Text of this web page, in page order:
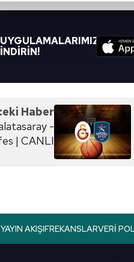
daha iyi bir hizmet
vasıtasıyla çeşitli kişisel
kullanılmaktadır. Diğer
faaliyetlerinin
tıklayabilir,Çerez
Kişisel Verilerin
uygun olarak kullanılan
UYGULAMALARIMIZI
İNDİRİN!
Haber
-
| CANLI
YAYIN AKIŞIFREKANSLARVERI